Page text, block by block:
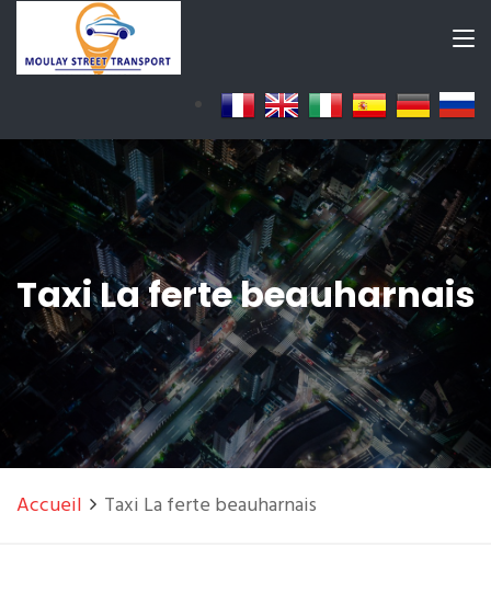
Taxi La ferte beauharnais
Accueil Taxi La ferte beauharnais